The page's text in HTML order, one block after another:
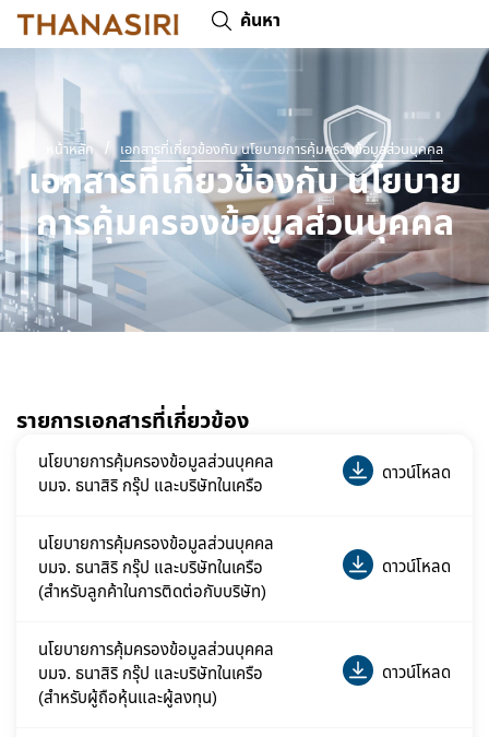
ค้นหา
หน้าหลัก / เอกสารที่เกี่ยวข้องกับ นโยบายการคุ้มครองข้อมูลส่วนบุคคล
เอกสารที่เกี่ยวข้องกับ นโยบาย
การคุ้มครองข้อมูลส่วนบุคคล
รายการเอกสารที่เกี่ยวข้อง
นโยบายการคุ้มครองข้อมูลส่วนบุคคล
บมจ. ธนาสิริ กรุ๊ป และบริษัทในเครือ
ดาวน์โหลด
นโยบายการคุ้มครองข้อมูลส่วนบุคคล
บมจ. ธนาสิริ กรุ๊ป และบริษัทในเครือ
(สำหรับลูกค้าในการติดต่อกับบริษัท)
ดาวน์โหลด
นโยบายการคุ้มครองข้อมูลส่วนบุคคล
บมจ. ธนาสิริ กรุ๊ป และบริษัทในเครือ
(สำหรับผู้ถือหุ้นและผู้ลงทุน)
ดาวน์โหลด